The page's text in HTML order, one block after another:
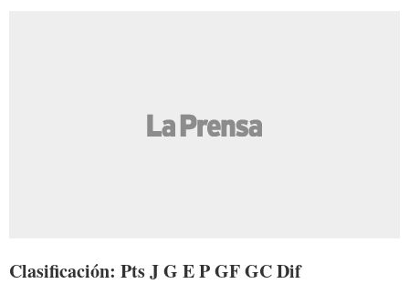
Clasificación: Pts J G E P GF GC Dif